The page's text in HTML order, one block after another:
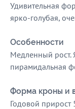
Удивительная
ярко-голубая,
Особенности
Медленный рост.
пирамидальная
Форма кроны и
Годовой прирост